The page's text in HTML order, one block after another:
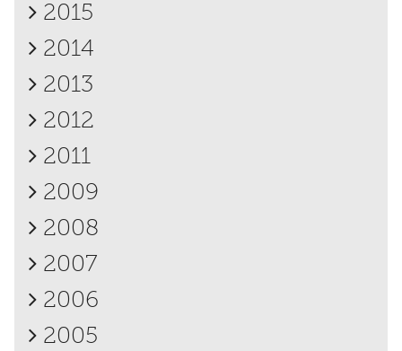
2015
2014
2013
2012
2011
2009
2008
2007
2006
2005